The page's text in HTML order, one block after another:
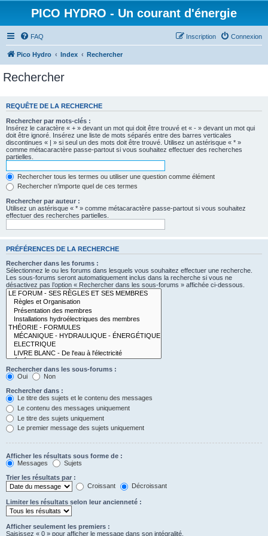
PICO HYDRO - Un courant d'énergie
FAQ Connexion
Inscription
Pico Hydro Index Rechercher
Rechercher
REQUÊTE DE LA RECHERCHE
Rechercher par mots-clés :
Insérez le caractère « + » devant un mot qui doit être trouvé et « - » devant un mot qui
doit être ignoré. Insérez une liste de mots séparés entre des barres verticales
discontinues « | » si seul un des mots doit être trouvé. Utilisez un astérisque « * »
comme métacaractère passe-partout si vous souhaitez effectuer des recherches
partielles.
Rechercher tous les termes ou utiliser une question comme élément
Rechercher n’importe quel de ces termes
Rechercher par auteur :
Utilisez un astérisque « * » comme métacaractère passe-partout si vous souhaitez
effectuer des recherches partielles.
PRÉFÉRENCES DE LA RECHERCHE
Rechercher dans les forums :
Sélectionnez le ou les forums dans lesquels vous souhaitez effectuer une recherche.
Les sous-forums seront automatiquement inclus dans la recherche si vous ne
désactivez pas l’option « Rechercher dans les sous-forums » affichée ci-dessous.
Rechercher dans les sous-forums :
Oui
Non
Rechercher dans :
Le titre des sujets et le contenu des messages
Le contenu des messages uniquement
Le titre des sujets uniquement
Le premier message des sujets uniquement
Afficher les résultats sous forme de :
Messages
Sujets
Trier les résultats par :
Croissant
Décroissant
Limiter les résultats selon leur ancienneté :
Afficher seulement les premiers :
Saisissez « 0 » pour afficher le message dans son intégralité.